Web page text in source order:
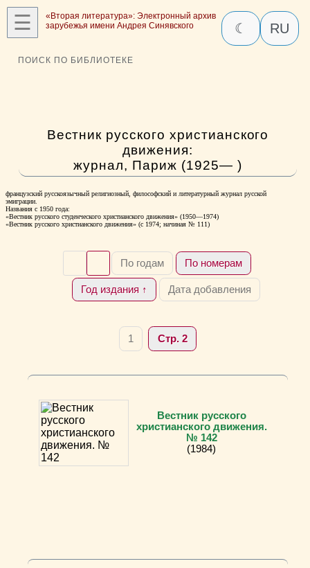
☰
«Вторая литература»: Электронный архив
зарубежья имени Андрея Синявского
☾ RU
ПОИСК ПО БИБЛИОТЕКЕ
Вестник русского христианского
движения:
журнал, Париж (1925— )
французский русскоязычный религиозный, философский и литературный журнал русской
эмиграции.
Названия с 1950 года:
«Вестник русского студенческого христианского движения» (1950—1974)
«Вестник русского христианского движения» (с 1974; начиная № 111)
По годам По номерам
Год издания ↑ Дата добавления
1 Стр. 2
Вестник русского
христианского движения.
№ 142
(1984)